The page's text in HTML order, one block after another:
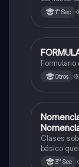
1° Sec
Física
Formulario
Otros
Química
Clases
básico
2025)3° Sec